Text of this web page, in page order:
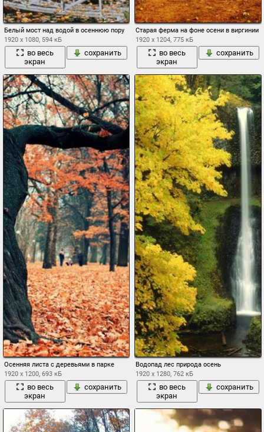
Белый мост над водой в осеннюю пору
1920 x 1080, 594 кБ
во весь
экран
сохранить
Старая ферма на фоне осени в виргинии
1920 x 1204, 775 кБ
во весь
экран
сохранить
Осенняя листа с деревьями в парке
1920 x 1200, 693 кБ
во весь
экран
сохранить
Водопад лес природа осень
1920 x 1280, 762 кБ
во весь
экран
сохранить